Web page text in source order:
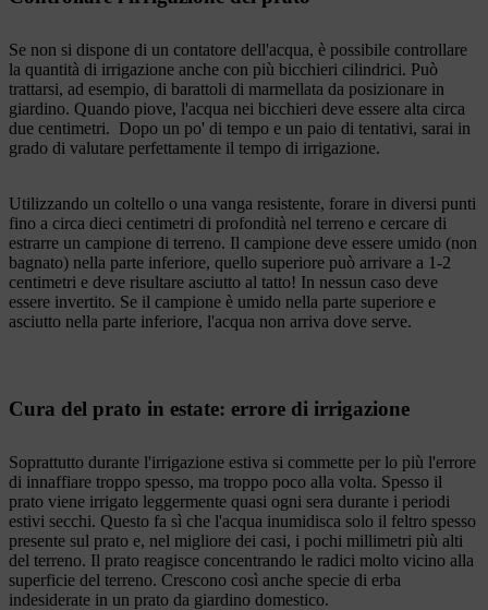
Se non si dispone di un contatore dell'acqua, è possibile controllare
la quantità di irrigazione anche con più bicchieri cilindrici. Può
trattarsi, ad esempio, di barattoli di marmellata da posizionare in
giardino. Quando piove, l'acqua nei bicchieri deve essere alta circa
due centimetri. Dopo un po' di tempo e un paio di tentativi, sarai in
grado di valutare perfettamente il tempo di irrigazione.
Utilizzando un coltello o una vanga resistente, forare in diversi punti
fino a circa dieci centimetri di profondità nel terreno e cercare di
estrarre un campione di terreno. Il campione deve essere umido (non
bagnato) nella parte inferiore, quello superiore può arrivare a 1-2
centimetri e deve risultare asciutto al tatto! In nessun caso deve
essere invertito. Se il campione è umido nella parte superiore e
asciutto nella parte inferiore, l'acqua non arriva dove serve.
Cura del prato in estate: errore di irrigazione
Soprattutto durante l'irrigazione estiva si commette per lo più l'errore
di innaffiare troppo spesso, ma troppo poco alla volta. Spesso il
prato viene irrigato leggermente quasi ogni sera durante i periodi
estivi secchi. Questo fa sì che l'acqua inumidisca solo il feltro spesso
presente sul prato e, nel migliore dei casi, i pochi millimetri più alti
del terreno. Il prato reagisce concentrando le radici molto vicino alla
superficie del terreno. Crescono così anche specie di erba
indesiderate in un prato da giardino domestico.